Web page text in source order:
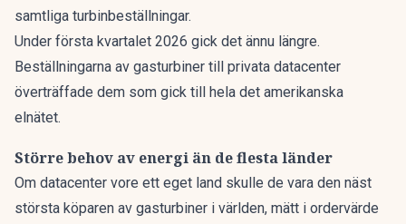
samtliga turbinbeställningar.
Under första kvartalet 2026 gick det ännu längre.
Beställningarna av gasturbiner till privata datacenter
överträffade dem som gick till hela det amerikanska
elnätet.
Större behov av energi än de flesta länder
Om datacenter vore ett eget land skulle de vara den näst
största köparen av gasturbiner i världen, mätt i ordervärde